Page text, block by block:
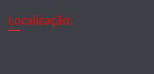
Localização: